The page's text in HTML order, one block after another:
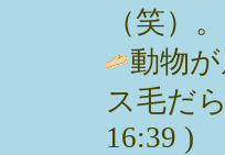
（笑）
動物
ス毛だ
16:39 )